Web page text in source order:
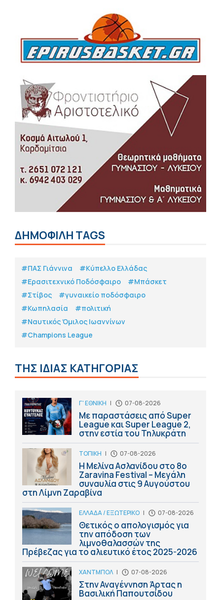
ΔΗΜΟΦΙΛΗ TAGS
#ΠΑΣ Γιάννινα
#Κύπελλο Ελλάδας
#Eρασιτεχνικό Ποδόσφαιρο
#Μπάσκετ
#Στίβος
#γυναικείο ποδόσφαιρο
#Κωπηλασία
#πολιτική
#Ναυτικός Όμιλος Ιωαννίνων
#Champions League
ΤΗΣ ΙΔΙΑΣ ΚΑΤΗΓΟΡΙΑΣ
Γ' ΕΘΝΙΚΗ | 07-08-2026
Με παραστάσεις από Super
League και Super League 2,
στην εστία του Τηλυκράτη
ΤΟΠΙΚΗ | 07-08-2026
Η Μελίνα Ασλανίδου στο 8ο
Zaravina Festival – Μεγάλη
συναυλία στις 9 Αυγούστου
στη Λίμνη Ζαραβίνα
ΕΛΛΑΔΑ / ΕΞΩΤΕΡΙΚΟ | 07-08-2026
Θετικός ο απολογισμός για
την απόδοση των
λιμνοθαλασσών της
Πρέβεζας για το αλιευτικό έτος 2025-2026
ΧΑΝΤΜΠΟΛ | 07-08-2026
Στην Αναγέννηση Άρτας η
Βασιλική Παπουτσίδου